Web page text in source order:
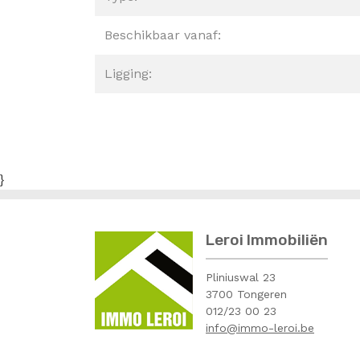
Beschikbaar vanaf:
Ligging:
}
Leroi Immobiliën
Pliniuswal 23
3700 Tongeren
012/23 00 23
info@immo-leroi.be